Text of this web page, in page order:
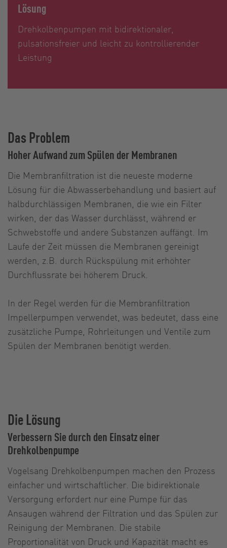
Lösung
Drehkolbenpumpen mit bidirektionaler,
pulsationsfreier und leicht zu kontrollierender
Leistung
Das Problem
Hoher Aufwand zum Spülen der Membranen
Die Membranfiltration ist die neueste moderne
Lösung für die Abwasserbehandlung und basiert auf
halbdurchlässigen Membranen, die wie ein Filter
wirken, der das Wasser durchlässt, während er
Schwebstoffe und andere Substanzen auffängt. Im
Laufe der Zeit müssen die Membranen gereinigt
werden, z.B. durch Rückspülung mit erhöhter
Durchflussrate bei höherem Druck.
In der Regel werden für die Membranfiltration
Impellerpumpen verwendet, was bedeutet, dass eine
zusätzliche Pumpe, Rohrleitungen und Ventile zum
Spülen der Membranen benötigt werden.
Die Lösung
Verbessern Sie durch den Einsatz einer
Drehkolbenpumpe
Vogelsang Drehkolbenpumpen machen den Prozess
einfacher und wirtschaftlicher. Die bidirektionale
Versorgung erfordert nur eine Pumpe für das
Ansaugen während der Filtration und das Spülen zur
Reinigung der Membranen. Die stabile
Proportionalität von Druck und Kapazität macht es